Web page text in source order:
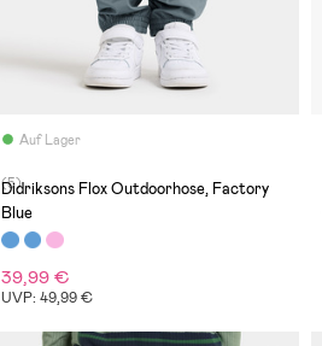
Auf Lager
(5)
Didriksons Flox Outdoorhose, Factory
Blue
39,99 €
UVP: 49,99 €